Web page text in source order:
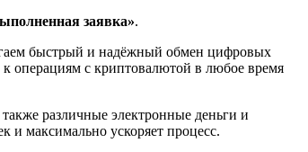
заявка».
быстрый и надёжный обмен цифровых
операциям с криптовалютой в любое время
различные электронные деньги и
и максимально ускоряет процесс.